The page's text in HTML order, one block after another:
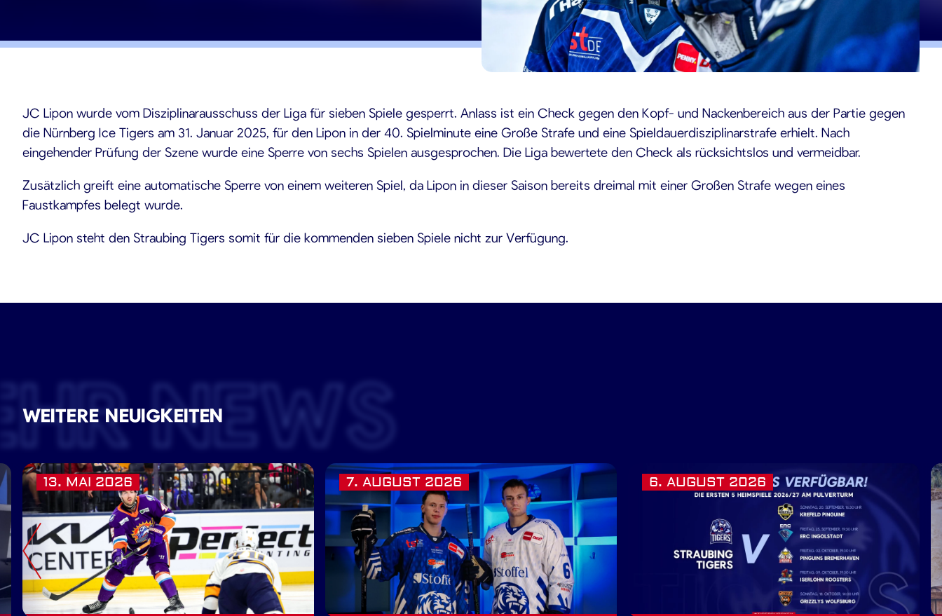
JC Lipon wurde vom Disziplinarausschuss der Liga für sieben Spiele gesperrt. Anlass ist ein Check gegen den Kopf- und Nackenbereich aus der Partie gegen
die Nürnberg Ice Tigers am 31. Januar 2025, für den Lipon in der 40. Spielminute eine Große Strafe und eine Spieldauerdisziplinarstrafe erhielt. Nach
eingehender Prüfung der Szene wurde eine Sperre von sechs Spielen ausgesprochen. Die Liga bewertete den Check als rücksichtslos und vermeidbar.
Zusätzlich greift eine automatische Sperre von einem weiteren Spiel, da Lipon in dieser Saison bereits dreimal mit einer Großen Strafe wegen eines
Faustkampfes belegt wurde.
JC Lipon steht den Straubing Tigers somit für die kommenden sieben Spiele nicht zur Verfügung.
WEITERE NEUIGKEITENNEWS
7. AUGUST 2026 6. AUGUST 2026
13. MAI 2026